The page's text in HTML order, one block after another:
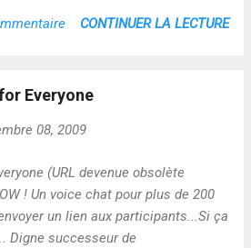
CONTINUER LA LECTURE
Everyone
08, 2009
(URL devenue obsolète
! Un voice chat pour plus de 200
un lien aux participants...Si ça
Digne successeur de